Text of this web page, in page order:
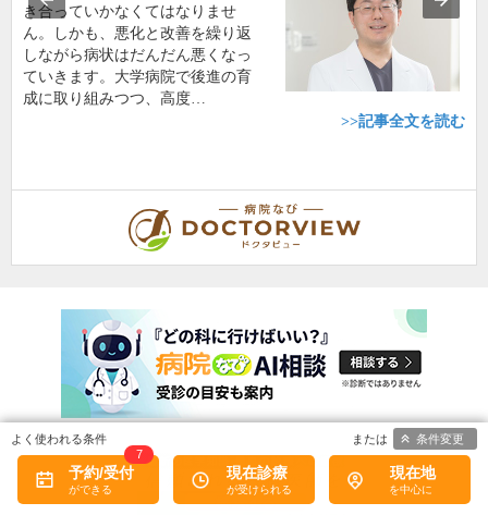
き合っていかなくてはなりませ
ん。しかも、悪化と改善を繰り返
しながら病状はだんだん悪くなっ
ていきます。大学病院で後進の育
成に取り組みつつ、高度…
>>記事全文を読む
予約/受付
7
現在診療 現在地
条件変更